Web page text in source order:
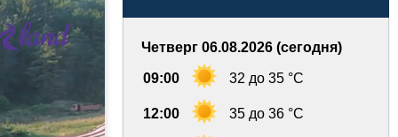
Четверг 06.08.2026 (сегодня)
09:00 32 до 35 °C
12:00 35 до 36 °C